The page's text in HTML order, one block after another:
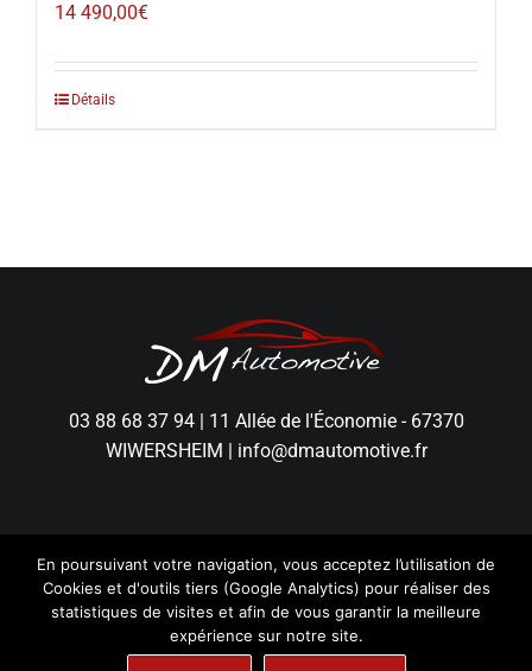
14 490,00€
Détails
03 88 68 37 94| 11 Allée de l'Économie - 67370
WIWERSHEIM
info@dmautomotive.fr
DM Automotive - Tous droits réservés.Mentions
En poursuivant votre navigation, vous acceptez l’utilisation de
Cookies et d'outils tiers (Google Analytics) pour réaliser des
statistiques de visites et afin de vous garantir la meilleure
expérience sur notre site.